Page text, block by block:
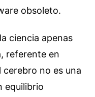
obsoleto.
ciencia apenas
referente en
cerebro no es una
equilibrio